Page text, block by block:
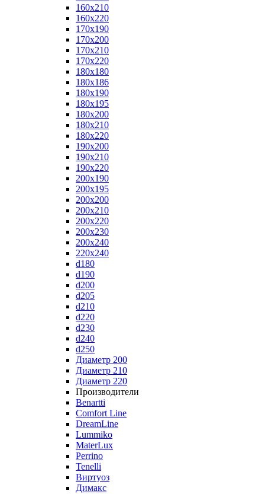
160x210
160x220
170x190
170x200
170x210
170x220
180x180
180x186
180x190
180x195
180x200
180x210
180x220
190x200
190x210
190x220
200x190
200x195
200x200
200x210
200x220
200x230
200x240
220x240
d180
d190
d200
d205
d210
d220
d230
d240
d250
Диаметр 200
Диаметр 210
Диаметр 220
Производители
Benartti
Comfort Line
DreamLine
Lummiko
MaterLux
Perrino
Tenelli
Виртуоз
Димакс